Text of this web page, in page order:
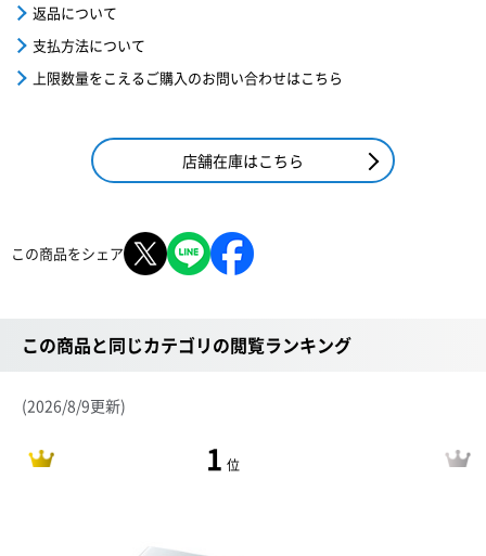
返品について
支払方法について
上限数量をこえるご購入のお問い合わせはこちら
店舗在庫はこちら
この商品をシェア
この商品と同じカテゴリの閲覧ランキング
(2026/8/9更新)
1 位